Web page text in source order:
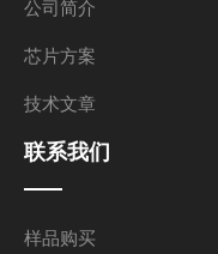
公司简介
芯片方案
技术文章
联系我们
样品购买